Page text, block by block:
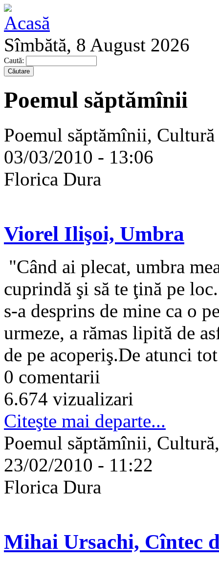
Sîmbătă, 8 August 2026
Caută:
Poemul săptămînii
Poemul săptămînii, Cultură
03/03/2010 - 13:06
Florica Dura
Viorel Ilişoi, Umbra
"Când ai plecat, umbra
cuprindă şi să te ţină pe
s-a desprins de mine ca o
urmeze, a rămas lipită de
de pe acoperiş.De atunci
0 comentarii
6.674 vizualizari
Citeşte mai departe...
Poemul săptămînii,
23/02/2010 - 11:22
Florica Dura
Mihai Ursachi, Cîntec